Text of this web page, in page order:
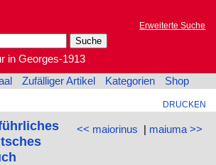
Erweiterte Suche
in Georges-1913
Zufälliger Artikel Kategorien Shop
DRUCKEN
<< maiorinus | maiuma >>